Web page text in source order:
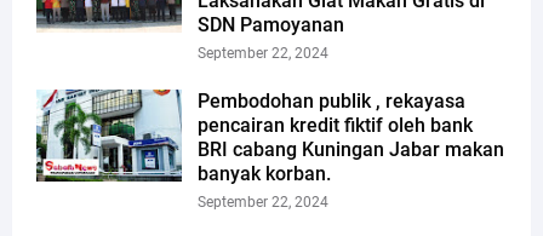
SDN Pamoyanan
September 22, 2024
Pembodohan publik , rekayasa
pencairan kredit fiktif oleh bank
BRI cabang Kuningan Jabar makan
banyak korban.
September 22, 2024